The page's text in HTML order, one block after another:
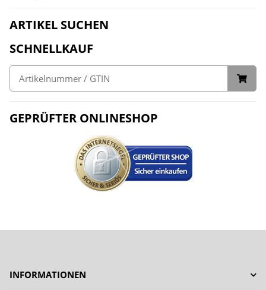
ARTIKEL SUCHEN
SCHNELLKAUF
GEPRÜFTER ONLINESHOP
INFORMATIONEN